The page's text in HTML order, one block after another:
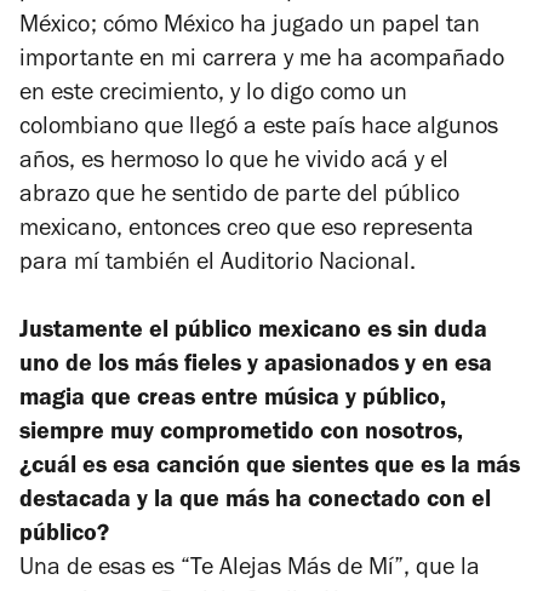
México; cómo México ha jugado un papel tan
importante en mi carrera y me ha acompañado
en este crecimiento, y lo digo como un
colombiano que llegó a este país hace algunos
años, es hermoso lo que he vivido acá y el
abrazo que he sentido de parte del público
mexicano, entonces creo que eso representa
para mí también el Auditorio Nacional.
Justamente el público mexicano es sin duda
uno de los más fieles y apasionados y en esa
magia que creas entre música y público,
siempre muy comprometido con nosotros,
¿cuál es esa canción que sientes que es la más
destacada y la que más ha conectado con el
público?
Una de esas es “Te Alejas Más de Mí”, que la